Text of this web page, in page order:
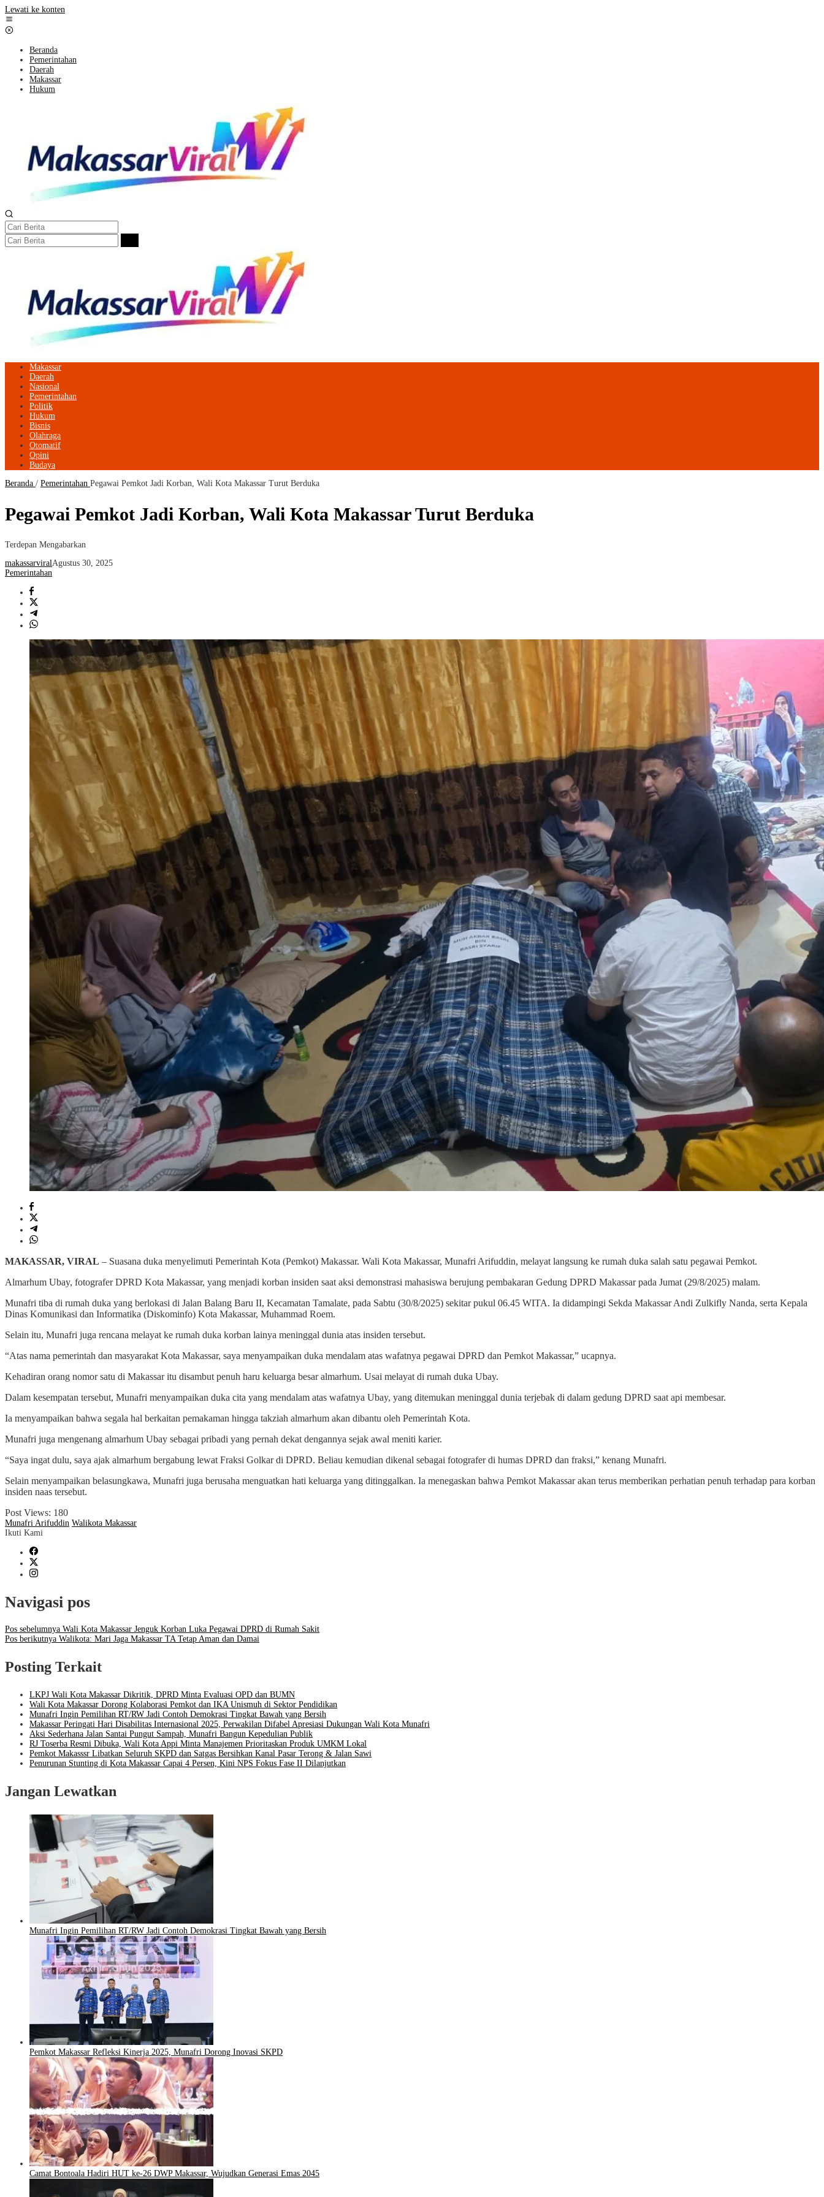
Lewati ke konten
Beranda
Pemerintahan
Daerah
Makassar
Hukum
Makassar
Daerah
Nasional
Pemerintahan
Politik
Hukum
Bisnis
Olahraga
Otomatif
Opini
Budaya
Beranda / Pemerintahan Pegawai Pemkot Jadi Korban, Wali Kota Makassar Turut Berduka
Pegawai Pemkot Jadi Korban, Wali Kota Makassar Turut Berduka
Terdepan Mengabarkan
makassarviralAgustus 30, 2025
Pemerintahan
MAKASSAR, VIRAL – Suasana duka menyelimuti Pemerintah Kota (Pemkot) Makassar. Wali Kota Makassar, Munafri Arifuddin, melayat langsung ke rumah duka salah satu pegawai Pemkot.
Almarhum Ubay, fotografer DPRD Kota Makassar, yang menjadi korban insiden saat aksi demonstrasi mahasiswa berujung pembakaran Gedung DPRD Makassar pada Jumat (29/8/2025) malam.
Munafri tiba di rumah duka yang berlokasi di Jalan Balang Baru II, Kecamatan Tamalate, pada Sabtu (30/8/2025) sekitar pukul 06.45 WITA. Ia didampingi Sekda Makassar Andi Zulkifly Nanda, serta Kepala
Dinas Komunikasi dan Informatika (Diskominfo) Kota Makassar, Muhammad Roem.
Selain itu, Munafri juga rencana melayat ke rumah duka korban lainya meninggal dunia atas insiden tersebut.
“Atas nama pemerintah dan masyarakat Kota Makassar, saya menyampaikan duka mendalam atas wafatnya pegawai DPRD dan Pemkot Makassar,” ucapnya.
Kehadiran orang nomor satu di Makassar itu disambut penuh haru keluarga besar almarhum. Usai melayat di rumah duka Ubay.
Dalam kesempatan tersebut, Munafri menyampaikan duka cita yang mendalam atas wafatnya Ubay, yang ditemukan meninggal dunia terjebak di dalam gedung DPRD saat api membesar.
Ia menyampaikan bahwa segala hal berkaitan pemakaman hingga takziah almarhum akan dibantu oleh Pemerintah Kota.
Munafri juga mengenang almarhum Ubay sebagai pribadi yang pernah dekat dengannya sejak awal meniti karier.
“Saya ingat dulu, saya ajak almarhum bergabung lewat Fraksi Golkar di DPRD. Beliau kemudian dikenal sebagai fotografer di humas DPRD dan fraksi,” kenang Munafri.
Selain menyampaikan belasungkawa, Munafri juga berusaha menguatkan hati keluarga yang ditinggalkan. Ia menegaskan bahwa Pemkot Makassar akan terus memberikan perhatian penuh terhadap para korban
insiden naas tersebut.
Post Views: 180
Munafri Arifuddin Walikota Makassar
Ikuti Kami
Navigasi pos
Pos sebelumnya Wali Kota Makassar Jenguk Korban Luka Pegawai DPRD di Rumah Sakit
Pos berikutnya Walikota: Mari Jaga Makassar TA Tetap Aman dan Damai
Posting Terkait
LKPJ Wali Kota Makassar Dikritik, DPRD Minta Evaluasi OPD dan BUMN
Wali Kota Makassar Dorong Kolaborasi Pemkot dan IKA Unismuh di Sektor Pendidikan
Munafri Ingin Pemilihan RT/RW Jadi Contoh Demokrasi Tingkat Bawah yang Bersih
Makassar Peringati Hari Disabilitas Internasional 2025, Perwakilan Difabel Apresiasi Dukungan Wali Kota Munafri
Aksi Sederhana Jalan Santai Pungut Sampah, Munafri Bangun Kepedulian Publik
RJ Toserba Resmi Dibuka, Wali Kota Appi Minta Manajemen Prioritaskan Produk UMKM Lokal
Pemkot Makasssr Libatkan Seluruh SKPD dan Satgas Bersihkan Kanal Pasar Terong & Jalan Sawi
Penurunan Stunting di Kota Makassar Capai 4 Persen, Kini NPS Fokus Fase II Dilanjutkan
Jangan Lewatkan
Munafri Ingin Pemilihan RT/RW Jadi Contoh Demokrasi Tingkat Bawah yang Bersih
Pemkot Makassar Refleksi Kinerja 2025, Munafri Dorong Inovasi SKPD
Camat Bontoala Hadiri HUT ke-26 DWP Makassar, Wujudkan Generasi Emas 2045